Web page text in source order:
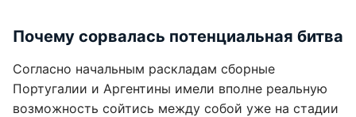
Почему сорвалась потенциальная битва
Согласно начальным раскладам сборные
Португалии и Аргентины имели вполне реальную
возможность сойтись между собой уже на стадии